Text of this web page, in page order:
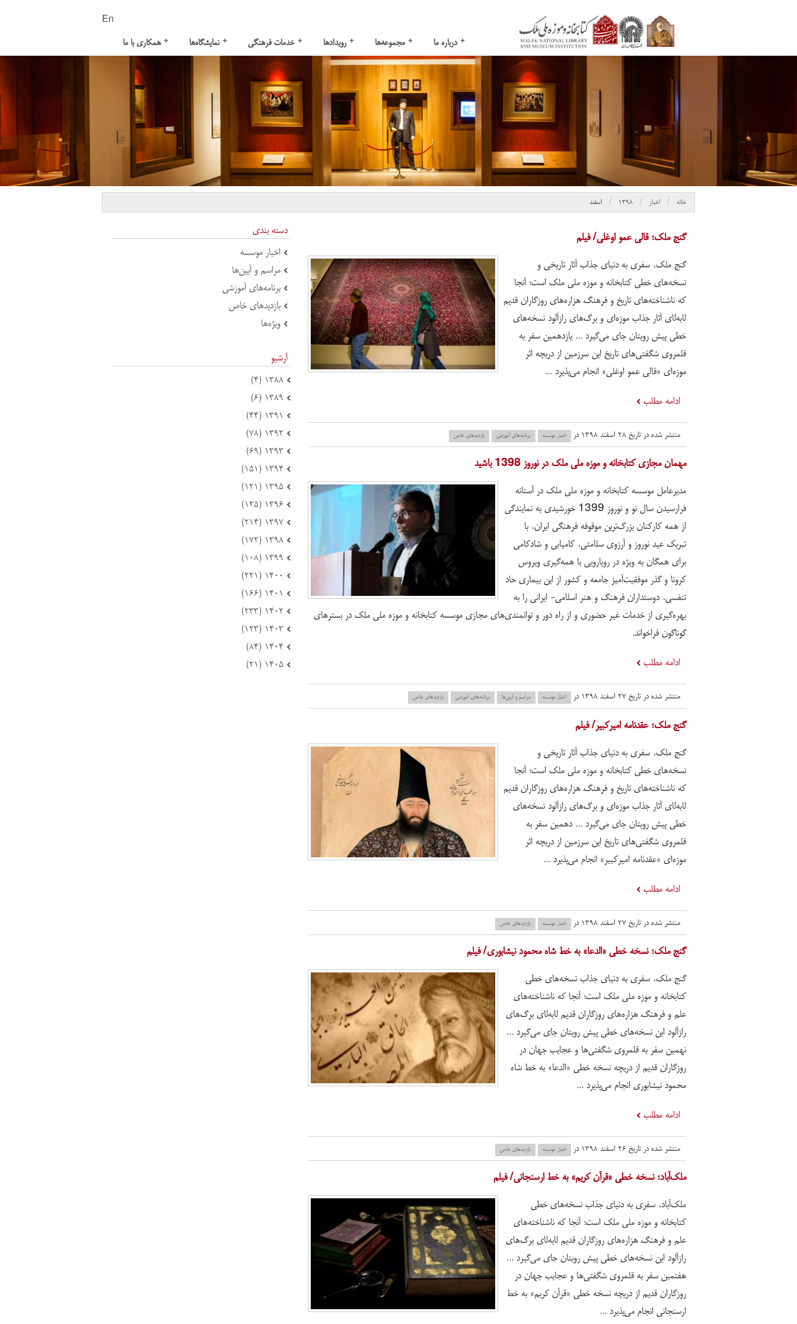
En
همکاری با ما + نمایشگاه‌ها + خدمات فرهنگی + رویدادها + مجموعه‌ها + درباره ما +
خانه اخبار ۱۳۹۸ اسفند
گنج ملک؛ قالی عمو اوغلی/ فیلم
گنج ملک، سفری به دنیای جذاب آثار تاریخی و
نسخه‌های خطی کتابخانه و موزه ملی ملک است؛ آنجا
که ناشناخته‌های تاریخ و فرهنگِ هزاره‌های روزگاران قدیم
لابه‌لای آثار جذاب موزه‌ای و برگ‌های رازآلود نسخه‌های
خطی پیش رویتان جای می‌گیرد ... یازدهمین سفر به
قلمروی شگفتی‌های تاریخ این سرزمین از دریچه اثر
موزه‌ای «قالی عمو اوغلی» انجام می‌پذیرد ...
ادامه مطلب
منتشر شده در تاریخ ۲۸ اسفند ۱۳۹۸ در اخبار موسسه برنامه‌های آموزشی بازدید‌های خاص
مهمان مجازی کتابخانه و موزه ملی ملک در نوروز 1398 باشید
مدیرعامل موسسه کتابخانه و موزه ملی ملک در آستانه
فرارسیدن سال نو و نوروز 1399 خورشیدی به نمایندگی
از همه کارکنان بزرگ‌ترین موقوفه فرهنگی ایران، با
تبریک عید نوروز و آرزوی سلامتی، کامیابی و شادکامی
برای همگان به ویژه در رویارویی با همه‌گیری ویروس
کرونا و گذر موفقیت‌آمیز جامعه و کشور از این بیماری حاد
تنفسی، دوستداران فرهنگ و هنر اسلامی- ایرانی را به
بهره‌گیری از خدمات غیر حضوری و از راه دور و توانمندی‌های مجازی موسسه کتابخانه و موزه ملی ملک در بسترهای
گوناگون فراخواند.
ادامه مطلب
منتشر شده در تاریخ ۲۷ اسفند ۱۳۹۸ در اخبار موسسه مراسم و آیین‌ها برنامه‌های آموزشی بازدید‌های خاص
گنج ملک؛ عقدنامه امیرکبیر/ فیلم
گنج ملک، سفری به دنیای جذاب آثار تاریخی و
نسخه‌های خطی کتابخانه و موزه ملی ملک است؛ آنجا
که ناشناخته‌های تاریخ و فرهنگِ هزاره‌های روزگاران قدیم
لابه‌لای آثار جذاب موزه‌ای و برگ‌های رازآلود نسخه‌های
خطی پیش رویتان جای می‌گیرد ... دهمین سفر به
قلمروی شگفتی‌های تاریخ این سرزمین از دریچه اثر
موزه‌ای «عقدنامه امیرکبیر» انجام می‌پذیرد ...
ادامه مطلب
منتشر شده در تاریخ ۲۷ اسفند ۱۳۹۸ در اخبار موسسه بازدید‌های خاص
گنج ملک؛ نسخه خطی «الدعا» به خط شاه محمود نیشابوری/ فیلم
گنج ملک، سفری به دنیای جذاب نسخه‌های خطی
کتابخانه و موزه ملی ملک است؛ آنجا که ناشناخته‌های
علم و فرهنگِ هزاره‌های روزگاران قدیم لابه‌لای برگ‌های
رازآلود این نسخه‌های خطی پیش رویتان جای می‌گیرد ...
نهمین سفر به قلمروی شگفتی‌ها و عجایب جهان در
روزگاران قدیم از دریچه نسخه خطی «الدعا» به خط شاه
محمود نیشابوری انجام می‌پذیرد ...
ادامه مطلب
منتشر شده در تاریخ ۲۶ اسفند ۱۳۹۸ در اخبار موسسه بازدید‌های خاص
ملک‌آباد؛ نسخه خطی «قرآن کریم» به خط ارسنجانی/ فیلم
ملک‌آباد، سفری به دنیای جذاب نسخه‌های خطی
کتابخانه و موزه ملی ملک است؛ آنجا که ناشناخته‌های
علم و فرهنگِ هزاره‌های روزگاران قدیم لابه‌لای برگ‌های
رازآلود این نسخه‌های خطی پیش رویتان جای می‌گیرد ...
هفتمین سفر به قلمروی شگفتی‌ها و عجایب جهان در
روزگاران قدیم از دریچه نسخه خطی «قرآن کریم» به خط
ارسنجانی انجام می‌پذیرد ...
دسته بندی
اخبار موسسه
مراسم و آیین‌ها
برنامه‌های آموزشی
بازدید‌های خاص
ویژه‌ها
آرشیو
۱۳۸۸ (۴)
۱۳۸۹ (۶)
۱۳۹۱ (۴۴)
۱۳۹۲ (۷۸)
۱۳۹۳ (۶۹)
۱۳۹۴ (۱۵۱)
۱۳۹۵ (۱۲۱)
۱۳۹۶ (۱۲۵)
۱۳۹۷ (۲۱۴)
۱۳۹۸ (۱۷۲)
۱۳۹۹ (۱۰۸)
۱۴۰۰ (۲۲۱)
۱۴۰۱ (۱۶۶)
۱۴۰۲ (۲۳۳)
۱۴۰۳ (۱۲۳)
۱۴۰۴ (۸۴)
۱۴۰۵ (۲۱)